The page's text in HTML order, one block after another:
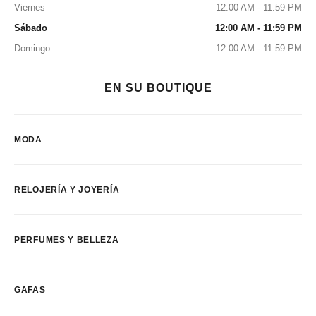
Viernes
12:00 AM - 11:59 PM
Sábado
12:00 AM - 11:59 PM
Domingo
12:00 AM - 11:59 PM
EN SU BOUTIQUE
MODA
RELOJERÍA Y JOYERÍA
PERFUMES Y BELLEZA
GAFAS